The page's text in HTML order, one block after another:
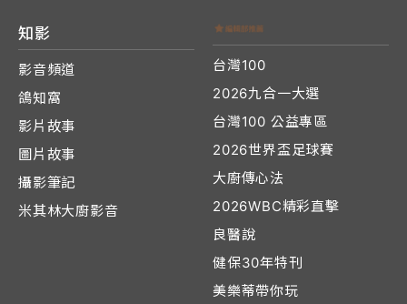
知影
影音頻道
鴿知窩
影片故事
圖片故事
攝影筆記
米其林大廚影音
台灣100
2026九合一大選
台灣100 公益專區
2026世界盃足球賽
大廚傳心法
2026WBC精彩直擊
良醫說
健保30年特刊
美樂蒂帶你玩